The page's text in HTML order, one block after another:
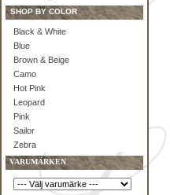
SHOP BY COLOR
Black & White
Blue
Brown & Beige
Camo
Hot Pink
Leopard
Pink
Sailor
Zebra
VARUMÄRKEN